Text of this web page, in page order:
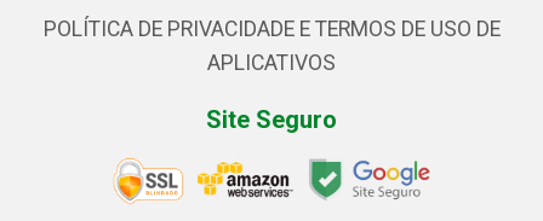
POLÍTICA DE PRIVACIDADE E TERMOS DE USO DE
APLICATIVOS
Site Seguro